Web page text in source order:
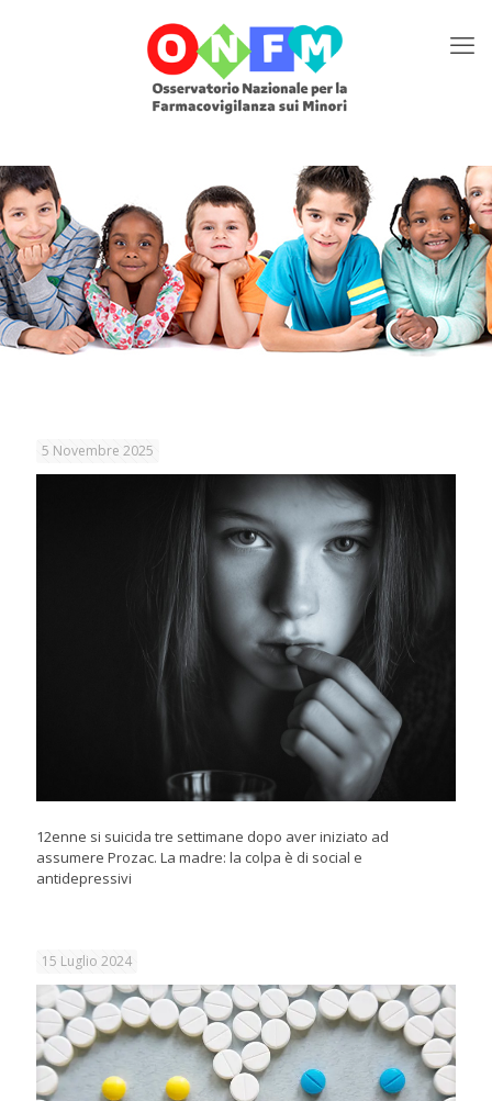
5 Novembre 2025
12enne si suicida tre settimane dopo aver iniziato ad
assumere Prozac. La madre: la colpa è di social e
antidepressivi
15 Luglio 2024